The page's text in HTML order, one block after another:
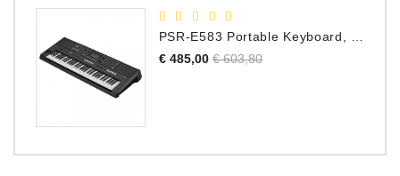
€ 485,00 Normale
€ 603,80Prijs